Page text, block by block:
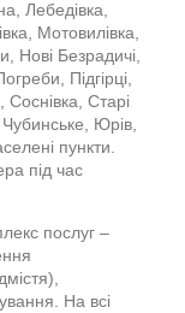
Лебедівка,
Мотовилівка,
Нові Безрадичі,
Підгірці,
Соснівка, Старі
Юрів,
пункти.
під час
послуг –
На всі